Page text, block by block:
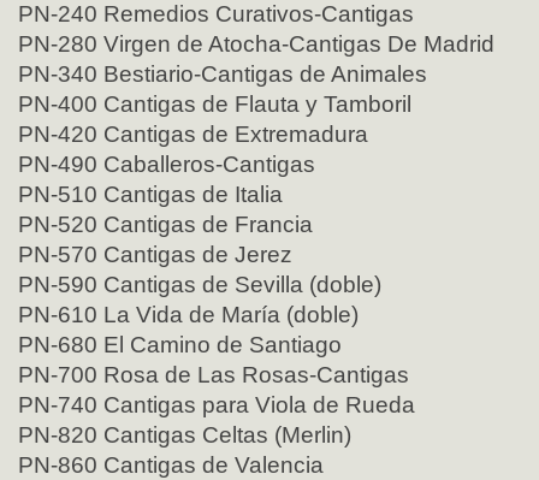
PN-240 Remedios Curativos-Cantigas
PN-280 Virgen de Atocha-Cantigas De Madrid
PN-340 Bestiario-Cantigas de Animales
PN-400 Cantigas de Flauta y Tamboril
PN-420 Cantigas de Extremadura
PN-490 Caballeros-Cantigas
PN-510 Cantigas de Italia
PN-520 Cantigas de Francia
PN-570 Cantigas de Jerez
PN-590 Cantigas de Sevilla (doble)
PN-610 La Vida de María (doble)
PN-680 El Camino de Santiago
PN-700 Rosa de Las Rosas-Cantigas
PN-740 Cantigas para Viola de Rueda
PN-820 Cantigas Celtas (Merlin)
PN-860 Cantigas de Valencia